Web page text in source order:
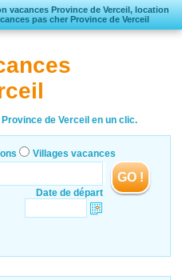
vacances Province de Verceil, location
pas cher Province de Verceil
vacances
de Verceil en un clic.
Villages vacances
Date de départ
GO !